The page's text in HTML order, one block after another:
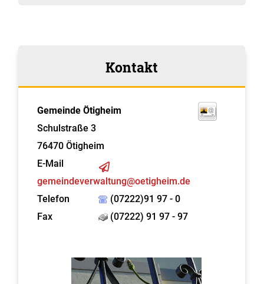
Kontakt
Gemeinde Ötigheim
Schulstraße 3
76470 Ötigheim
E-Mail
gemeindeverwaltung@oetigheim.de
Telefon
(07222)91 97 - 0
Fax
(07222) 91 97 - 97